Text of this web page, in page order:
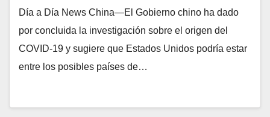
Día a Día News China—El Gobierno chino ha dado
por concluida la investigación sobre el origen del
COVID-19 y sugiere que Estados Unidos podría estar
entre los posibles países de…